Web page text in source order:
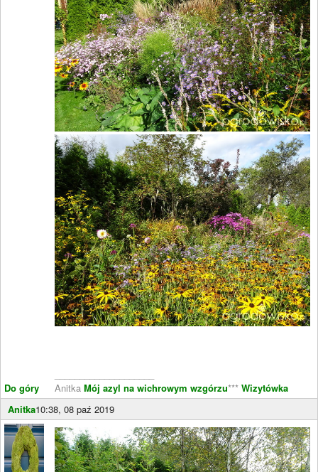
Do góry
Anitka Mój azyl na wichrowym wzgórzu*** Wizytówka
Anitka10:38, 08 paź 2019